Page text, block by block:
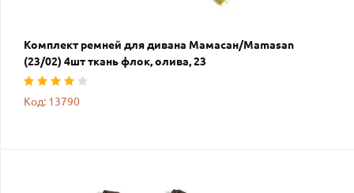
Комплект ремней для дивана Мамасан/Mamasan
(23/02) 4шт ткань флок, олива, 23
Код: 13790